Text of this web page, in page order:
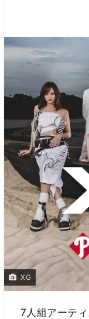
XG
7人組アーティ